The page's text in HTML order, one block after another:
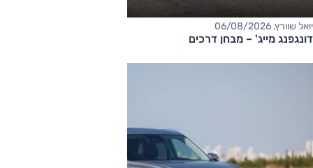
יואל שוורץ, 06/08/2026
דונגפנג מייג' – מבחן דרכים